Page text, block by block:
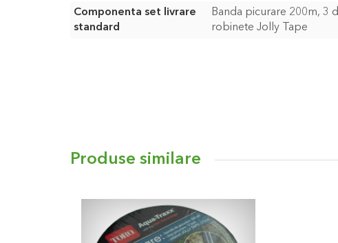
Componenta set livrare
standard
Banda picurare 200m, 3
robinete Jolly Tape
Produse similare